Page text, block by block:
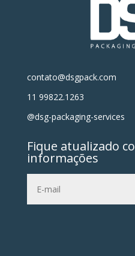
contato@dsgpack.com
11 99822.1263
@dsg-packaging-services
Fique atualizado
informações